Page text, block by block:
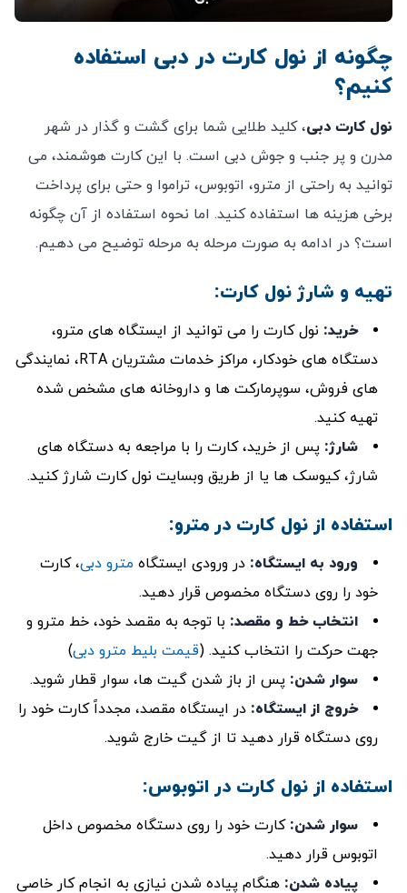
چگونه از نول کارت در دبی استفاده
کنیم؟
نول کارت دبی، کلید طلایی شما برای گشت و گذار در شهر
مدرن و پر جنب و جوش دبی است. با این کارت هوشمند، می‌
توانید به راحتی از مترو، اتوبوس، تراموا و حتی برای پرداخت
برخی هزینه ‌ها استفاده کنید. اما نحوه استفاده از آن چگونه
است؟ در ادامه به صورت مرحله به مرحله توضیح می‌ دهیم.
تهیه و شارژ نول کارت:
خرید: نول کارت را می ‌توانید از ایستگاه‌ های مترو،
دستگاه ‌های خودکار، مراکز خدمات مشتریان RTA، نمایندگی
‌های فروش، سوپرمارکت ‌ها و داروخانه‌ های مشخص شده
تهیه کنید.
شارژ: پس از خرید، کارت را با مراجعه به دستگاه‌ های
شارژ، کیوسک ‌ها یا از طریق وبسایت نول کارت شارژ کنید.
استفاده از نول کارت در مترو:
ورود به ایستگاه: در ورودی ایستگاه مترو دبی، کارت
خود را روی دستگاه مخصوص قرار دهید.
انتخاب خط و مقصد: با توجه به مقصد خود، خط مترو و
جهت حرکت را انتخاب کنید. (قیمت بلیط مترو دبی)
سوار شدن: پس از باز شدن گیت‌ ها، سوار قطار شوید.
خروج از ایستگاه: در ایستگاه مقصد، مجدداً کارت خود را
روی دستگاه قرار دهید تا از گیت خارج شوید.
استفاده از نول کارت در اتوبوس:
سوار شدن: کارت خود را روی دستگاه مخصوص داخل
اتوبوس قرار دهید.
پیاده شدن: هنگام پیاده شدن نیازی به انجام کار خاصی